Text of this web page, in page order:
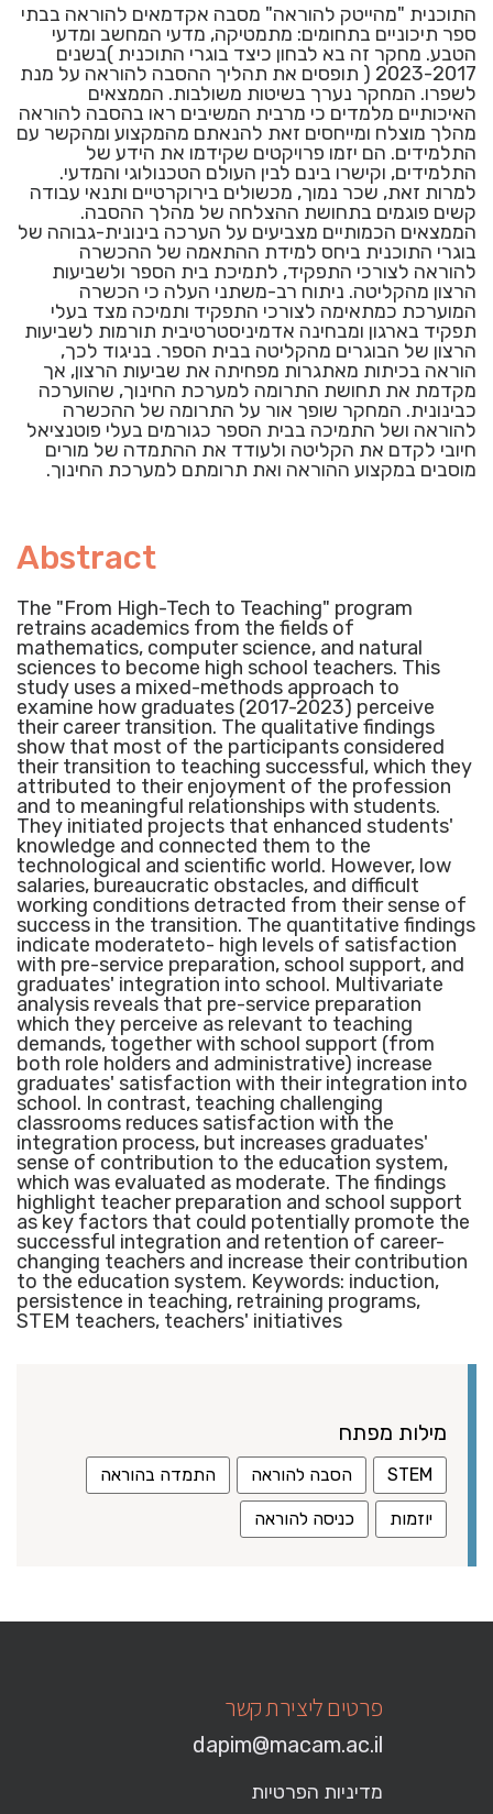
התוכנית "מהייטק להוראה" מסבה אקדמאים להוראה בבתי
ספר תיכוניים בתחומים: מתמטיקה, מדעי המחשב ומדעי
הטבע. מחקר זה בא לבחון כיצד בוגרי התוכנית )בשנים
2023-2017 ( תופסים את תהליך ההסבה להוראה על מנת
לשפרו. המחקר נערך בשיטות משולבות. הממצאים
האיכותיים מלמדים כי מרבית המשיבים ראו בהסבה להוראה
מהלך מוצלח ומייחסים זאת להנאתם מהמקצוע ומהקשר עם
התלמידים. הם יזמו פרויקטים שקידמו את הידע של
התלמידים, וקישרו בינם לבין העולם הטכנולוגי והמדעי.
למרות זאת, שכר נמוך, מכשולים בירוקרטיים ותנאי עבודה
קשים פוגמים בתחושת ההצלחה של מהלך ההסבה.
הממצאים הכמותיים מצביעים על הערכה בינונית-גבוהה של
בוגרי התוכנית ביחס למידת ההתאמה של ההכשרה
להוראה לצורכי התפקיד, לתמיכת בית הספר ולשביעות
הרצון מהקליטה. ניתוח רב-משתני העלה כי הכשרה
המוערכת כמתאימה לצורכי התפקיד ותמיכה מצד בעלי
תפקיד בארגון ומבחינה אדמיניסטרטיבית תורמות לשביעות
הרצון של הבוגרים מהקליטה בבית הספר. בניגוד לכך,
הוראה בכיתות מאתגרות מפחיתה את שביעות הרצון, אך
מקדמת את תחושת התרומה למערכת החינוך, שהוערכה
כבינונית. המחקר שופך אור על התרומה של ההכשרה
להוראה ושל התמיכה בבית הספר כגורמים בעלי פוטנציאל
חיובי לקדם את הקליטה ולעודד את ההתמדה של מורים
מוסבים במקצוע ההוראה ואת תרומתם למערכת החינוך.
Abstract
The "From High-Tech to Teaching" program
retrains academics from the fields of
mathematics, computer science, and natural
sciences to become high school teachers. This
study uses a mixed-methods approach to
examine how graduates (2017-2023) perceive
their career transition. The qualitative findings
show that most of the participants considered
their transition to teaching successful, which they
attributed to their enjoyment of the profession
and to meaningful relationships with students.
They initiated projects that enhanced students'
knowledge and connected them to the
technological and scientific world. However, low
salaries, bureaucratic obstacles, and difficult
working conditions detracted from their sense of
success in the transition. The quantitative findings
indicate moderateto- high levels of satisfaction
with pre-service preparation, school support, and
graduates' integration into school. Multivariate
analysis reveals that pre-service preparation
which they perceive as relevant to teaching
demands, together with school support (from
both role holders and administrative) increase
graduates' satisfaction with their integration into
school. In contrast, teaching challenging
classrooms reduces satisfaction with the
integration process, but increases graduates'
sense of contribution to the education system,
which was evaluated as moderate. The findings
highlight teacher preparation and school support
as key factors that could potentially promote the
successful integration and retention of career-
changing teachers and increase their contribution
to the education system. Keywords: induction,
persistence in teaching, retraining programs,
STEM teachers, teachers' initiatives
מילות מפתח
STEM הסבה להוראה התמדה בהוראה
יוזמות כניסה להוראה
פרטים ליצירת קשר
dapim@macam.ac.il
מדיניות הפרטיות